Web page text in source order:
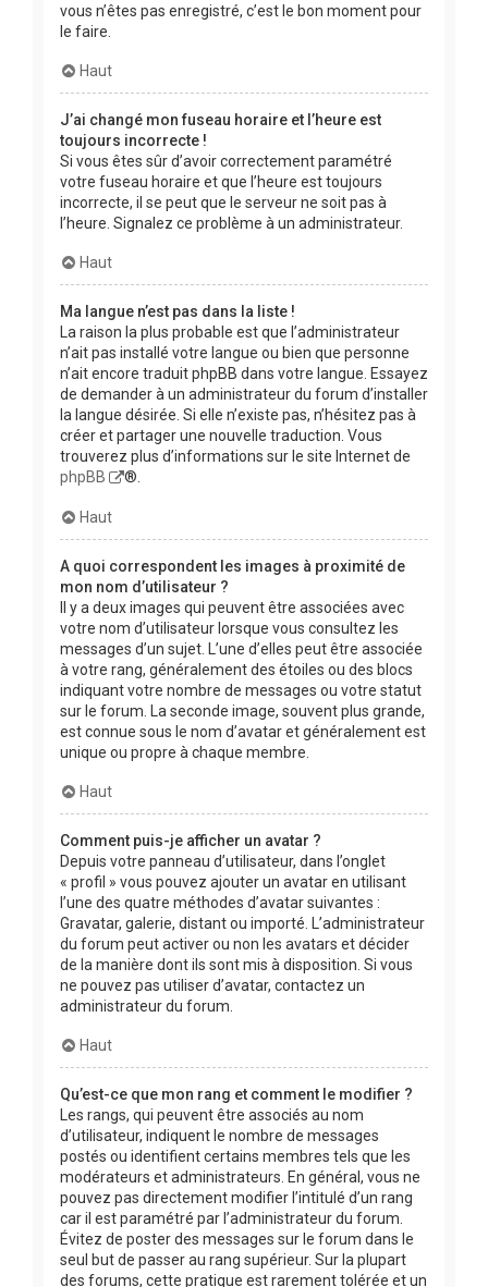
vous n’êtes pas enregistré, c’est le bon moment pour
le faire.
Haut
J’ai changé mon fuseau horaire et l’heure est
toujours incorrecte !
Si vous êtes sûr d’avoir correctement paramétré
votre fuseau horaire et que l’heure est toujours
incorrecte, il se peut que le serveur ne soit pas à
l’heure. Signalez ce problème à un administrateur.
Haut
Ma langue n’est pas dans la liste !
La raison la plus probable est que l’administrateur
n’ait pas installé votre langue ou bien que personne
n’ait encore traduit phpBB dans votre langue. Essayez
de demander à un administrateur du forum d’installer
la langue désirée. Si elle n’existe pas, n’hésitez pas à
créer et partager une nouvelle traduction. Vous
trouverez plus d’informations sur le site Internet de
phpBB
®.
Haut
A quoi correspondent les images à proximité de
mon nom d’utilisateur ?
Il y a deux images qui peuvent être associées avec
votre nom d’utilisateur lorsque vous consultez les
messages d’un sujet. L’une d’elles peut être associée
à votre rang, généralement des étoiles ou des blocs
indiquant votre nombre de messages ou votre statut
sur le forum. La seconde image, souvent plus grande,
est connue sous le nom d’avatar et généralement est
unique ou propre à chaque membre.
Haut
Comment puis-je afficher un avatar ?
Depuis votre panneau d’utilisateur, dans l’onglet
« profil » vous pouvez ajouter un avatar en utilisant
l’une des quatre méthodes d’avatar suivantes :
Gravatar, galerie, distant ou importé. L’administrateur
du forum peut activer ou non les avatars et décider
de la manière dont ils sont mis à disposition. Si vous
ne pouvez pas utiliser d’avatar, contactez un
administrateur du forum.
Haut
Qu’est-ce que mon rang et comment le modifier ?
Les rangs, qui peuvent être associés au nom
d’utilisateur, indiquent le nombre de messages
postés ou identifient certains membres tels que les
modérateurs et administrateurs. En général, vous ne
pouvez pas directement modifier l’intitulé d’un rang
car il est paramétré par l’administrateur du forum.
Évitez de poster des messages sur le forum dans le
seul but de passer au rang supérieur. Sur la plupart
des forums, cette pratique est rarement tolérée et un